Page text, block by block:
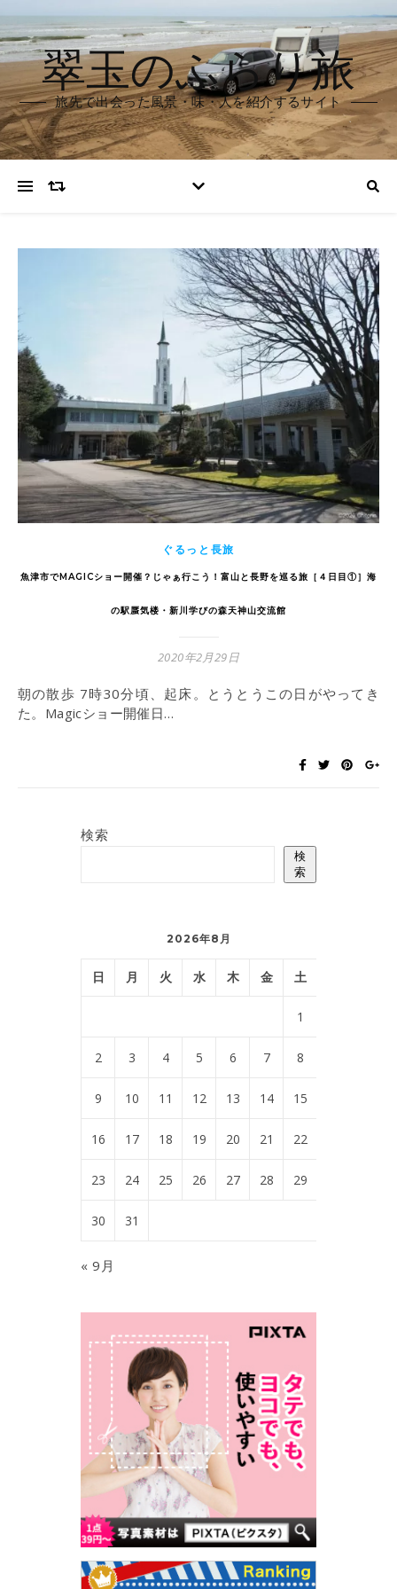
翠玉のふらり旅
旅先で出会った風景・味・人を紹介するサイト
ぐるっと長旅
魚津市でMAGICショー開催？じゃぁ行こう！富山と長野を巡る旅［４日目①］海
の駅蜃気楼・新川学びの森天神山交流館
2020年2月29日
朝の散歩 7時30分頃、起床。とうとうこの日がやってき
た。Magicショー開催日…
検索
検
索
2026年8月
日 月 火 水 木 金 土
1
2 3 4 5 6 7 8
9 10 11 12 13 14 15
16 17 18 19 20 21 22
23 24 25 26 27 28 29
30 31
« 9月